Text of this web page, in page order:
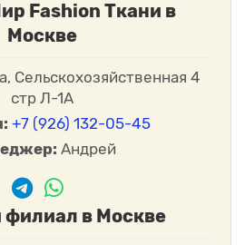
Fashion Ткани в
Москве
Сельскохозяйственная 4
стр Л-1А
+7 (926) 132-05-45
Андрей
в Москве